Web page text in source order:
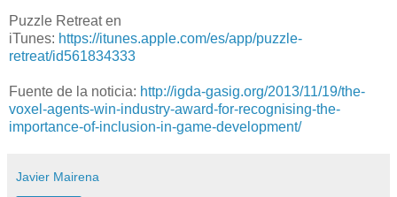
Puzzle Retreat en
iTunes: https://itunes.apple.com/es/app/puzzle-
retreat/id561834333
Fuente de la noticia: http://igda-gasig.org/2013/11/19/the-
voxel-agents-win-industry-award-for-recognising-the-
importance-of-inclusion-in-game-development/
Javier Mairena